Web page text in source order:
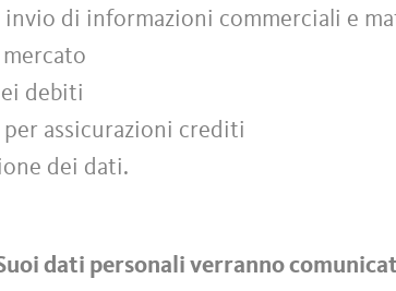
di informazioni commerciali e
debiti
assicurazioni crediti
dei dati.
dati personali verranno